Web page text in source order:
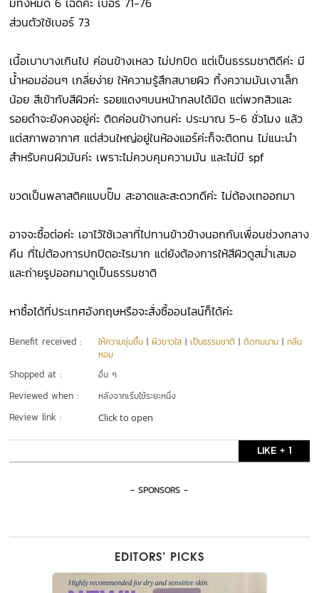
ส่วนตัวใช้เบอร์ 73
เนื้อเบาบางเกินไป ค่อนข้างเหลว ไม่ปกปิด แต่เป็นธรรมชาติดีค่ะ มี
น้ำหอมอ่อนๆ เกลี่ยง่าย ให้ความรู้สึกสบายผิว ทิ้งความมันเงาเล็ก
น้อย สีเข้ากับสีผิวค่ะ รอยแดงๆบนหน้ากลบได้มิด แต่พวกสิวและ
รอยดำจะยังคงอยู่ค่ะ ติดค่อนข้างทนค่ะ ประมาณ 5-6 ชั่วโมง แล้ว
แต่สภาพอากาศ แต่ส่วนใหญ่อยู่ในห้องแอร์ค่ะก็จะติดทน ไม่แนะนำ
สำหรับคนผิวมันค่ะ เพราะไม่ควบคุมความมัน และไม่มี spf
ขวดเป็นพลาสติคแบบปั๊ม สะอาดและสะดวกดีค่ะ ไม่ต้องเทออกมา
อาจจะซื้อต่อค่ะ เอาไว้ใช้เวลาที่ไปทานข้าวข้างนอกกับเพื่อนช่วงกลาง
คืน ที่ไม่ต้องการปกปิดอะไรมาก แต่ยังต้องการให้สีผิวดูสม่ำเสมอ
และถ่ายรูปออกมาดูเป็นธรรมชาติ
หาซื้อได้ที่ประเทศอังกฤษหรือจะสั่งซื้ออนไลน์ก็ได้ค่ะ
Benefit received : ให้ความชุ่มชื้น |ผิวขาวใส |เป็นธรรมชาติ |ติดทนนาน |กลิ่น
หอม
Shopped at : อื่น ๆ
Reviewed when : หลังจากเริ่มใช้ระยะหนึ่ง
Review link : Click to open
LIKE + 1
- SPONSORS -
EDITORS’ PICKS